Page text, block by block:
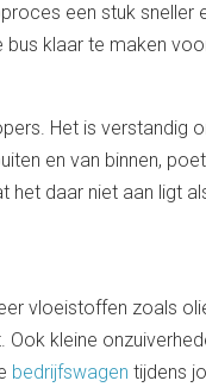
een stuk sneller
bus klaar te maken
Het is verstandig
en van binnen,
het daar niet aan ligt
vloeistoffen zoals
kleine
bedrijfswagen tijdens